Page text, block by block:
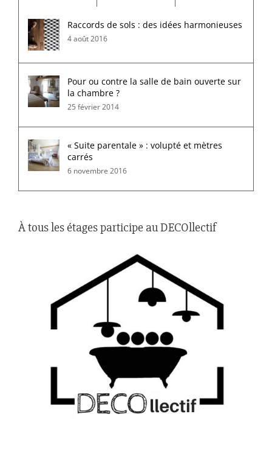
Raccords de sols : des idées harmonieuses
4 août 2016
Pour ou contre la salle de bain ouverte sur
la chambre ?
25 février 2014
« Suite parentale » : volupté et mètres
carrés
6 novembre 2016
À tous les étages participe au DECOllectif